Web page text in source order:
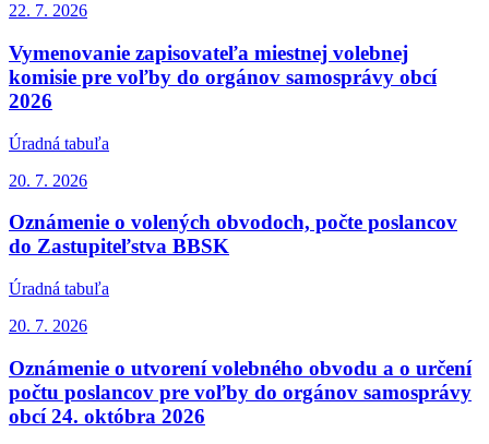
22. 7. 2026
Vymenovanie zapisovateľa miestnej volebnej
komisie pre voľby do orgánov samosprávy obcí
2026
Úradná tabuľa
20. 7. 2026
Oznámenie o volených obvodoch, počte poslancov
do Zastupiteľstva BBSK
Úradná tabuľa
20. 7. 2026
Oznámenie o utvorení volebného obvodu a o určení
počtu poslancov pre voľby do orgánov samosprávy
obcí 24. októbra 2026